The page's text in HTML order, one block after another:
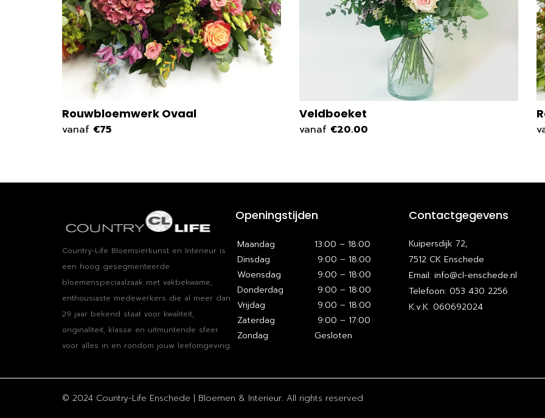
Rouwbloemwerk Ovaal
vanaf €75
Veldboeket
vanaf €20.00
Country-Life Bloemsierkunst en Interieur is
een hoog​ ​gesegmenteerde
bloemenspeciaalzaak met vakbekwame​, ​
enthousiaste medewerkers die al meer dan
29 jaar bekend staat voor kwaliteit,
originaliteit, klasse en uitmuntende sfeer
voor alles in en rondom jouw leefomgeving.
Openingstijden
Maandag
13:00 – 18:00
Dinsdag
9:00 – 18:00
Woensdag
9:00 – 18:00
Donderdag
9:00 – 18:00
Vrijdag
9:00 – 18:00
Zaterdag
9:00 – 17:00
Zondag
Gesloten
Contactgegevens
Kuipersdijk 72,
7512 CK Enschede
Email: info@cl-enschede.nl
Telefoon: 053 430 2256
K.v.K. 060692024
© 2024 Country-Life Enschede | Bloemen & Interieur. All rights reserved